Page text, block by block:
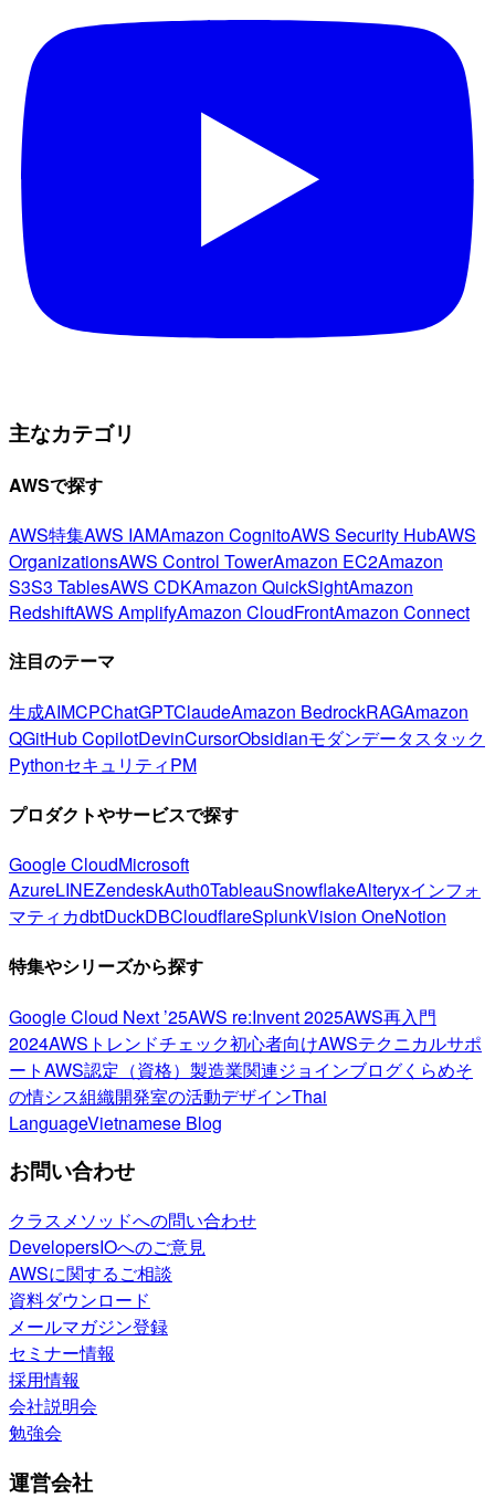
主なカテゴリ
AWSで探す
AWS特集AWS IAMAmazon CognitoAWS Security HubAWS
OrganizationsAWS Control TowerAmazon EC2Amazon
S3S3 TablesAWS CDKAmazon QuickSightAmazon
RedshiftAWS AmplifyAmazon CloudFrontAmazon Connect
注目のテーマ
生成AIMCPChatGPTClaudeAmazon BedrockRAGAmazon
QGitHub CopilotDevinCursorObsidianモダンデータスタック
PythonセキュリティPM
プロダクトやサービスで探す
Google CloudMicrosoft
AzureLINEZendeskAuth0TableauSnowflakeAlteryxインフォ
マティカdbtDuckDBCloudflareSplunkVision OneNotion
特集やシリーズから探す
Google Cloud Next ’25AWS re:Invent 2025AWS再入門
2024AWSトレンドチェック初心者向けAWSテクニカルサポ
ートAWS認定（資格） 製造業関連ジョインブログくらめそ
の情シス組織開発室の活動デザインThai
LanguageVietnamese Blog
お問い合わせ
クラスメソッドへの問い合わせ
DevelopersIOへのご意見
AWSに関するご相談
資料ダウンロード
メールマガジン登録
セミナー情報
採用情報
会社説明会
勉強会
運営会社